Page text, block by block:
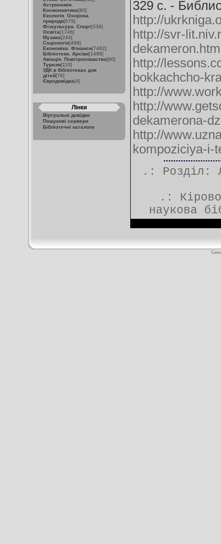
Астрономія.
Космонавтика[80]
Екологія. Охорона
природи[679]
Фізкультура. Спорт[339]
Освіта[1746]
Музика[244]
Соціологія[468]
Економіка. Фінанси[7482]
Бібліотеки. Архіви[1488]
Авіація. Повітроплавство[80]
Туризм[110]
УДК в бібліотеках для
дітей[76]
Євродовідка[4]
Лінки
Віртуальні довідки
Пошукові сервери
Бібліотечні каталоги
329 с. -
http://
http://svr-
dekameron.htm
http://
bokkachcho-
http://
http://
dekamerona-
http://
kompoziciya-i-
.: Розділ:
.:
наукова